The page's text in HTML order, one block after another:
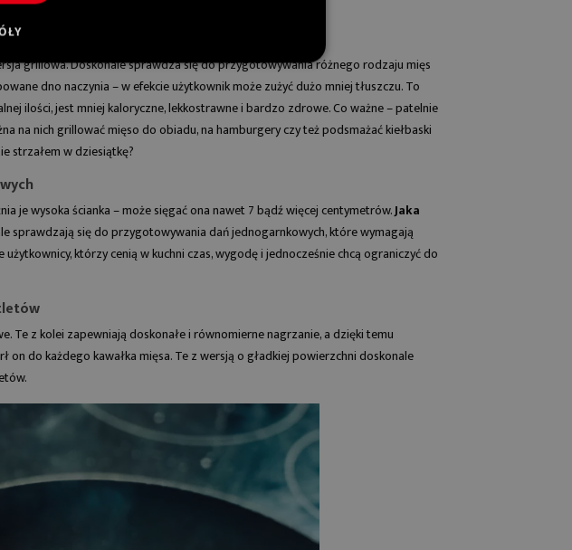
kuchenne
gotowanie i
Czytaj więcej
rozwiązaniem?
grillowa. Doskonale sprawdza się do przygotowywania różnego rodzaju mięs
dno naczynia – w efekcie użytkownik może zużyć dużo mniej tłuszczu. To
ilości, jest mniej kaloryczne, lekkostrawne i bardzo zdrowe. Co ważne –patelnie
na nich grillować mięso do obiadu, na hamburgery czy też podsmażać kiełbaski
strzałem w dziesiątkę?
je wysoka ścianka – może sięgać ona nawet 7 bądź więcej centymetrów.Jaka
sprawdzają się do przygotowywania dań jednogarnkowych, które wymagają
którzy cenią w kuchni czas, wygodę i jednocześnie chcą ograniczyć do
. Te z kolei zapewniają doskonałe i równomierne nagrzanie, a dzięki temu
on do każdego kawałka mięsa. Te z wersją o gładkiej powierzchni doskonale